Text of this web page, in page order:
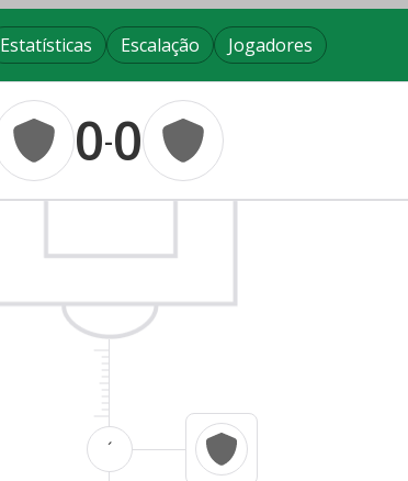
Estatísticas Escalação Jogadores
0-0
´